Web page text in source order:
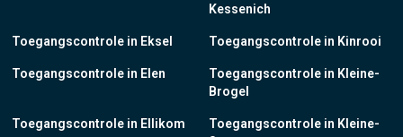
Toegangscontrole in Eksel
Toegangscontrole in Elen
Toegangscontrole in Ellikom
Kessenich
Toegangscontrole in Kinrooi
Toegangscontrole in Kleine-
Brogel
Toegangscontrole in Kleine-